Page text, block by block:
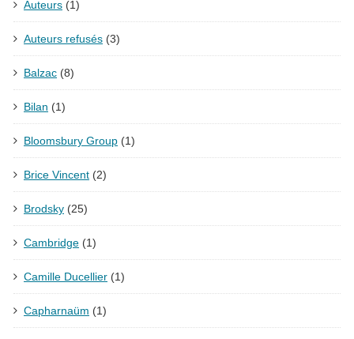
Auteurs (1)
Auteurs refusés (3)
Balzac (8)
Bilan (1)
Bloomsbury Group (1)
Brice Vincent (2)
Brodsky (25)
Cambridge (1)
Camille Ducellier (1)
Capharnaüm (1)